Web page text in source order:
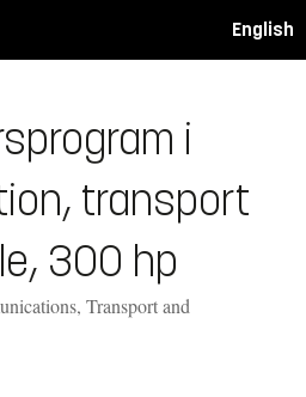
English
i
transport
300 hp
Transport and